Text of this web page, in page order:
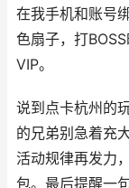
在我手机和账号
色扇子，打
VIP。
说到点卡杭州的
的兄弟别急着充
活动规律再发力
包。最后提醒一